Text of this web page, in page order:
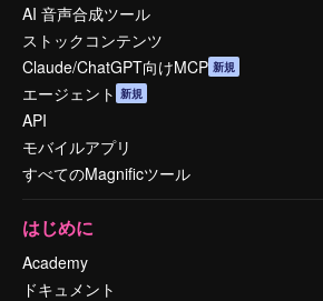
AI 音声合成ツール
ストックコンテンツ
Claude/ChatGPT向けMCP 新規
エージェント 新規
API
モバイルアプリ
すべてのMagnificツール
はじめに
Academy
ドキュメント